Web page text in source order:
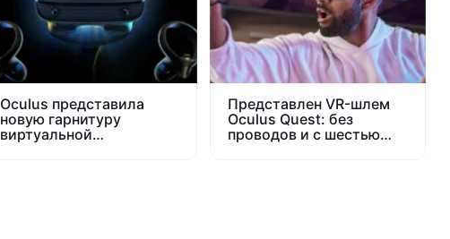
Oculus представила
новую гарнитуру
виртуальной
Представлен VR-шлем
Oculus Quest: без
проводов и с шестью